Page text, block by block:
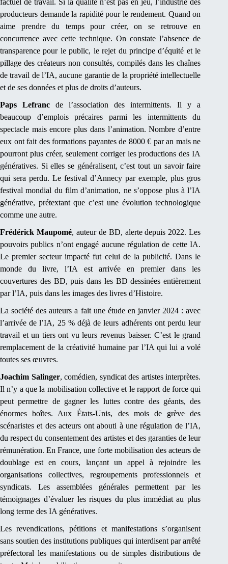
factuel de travail. Si la qualité n’est pas en jeu, l’industrie des
producteurs demande la rapidité pour le rendement. Quand on
aime prendre du temps pour créer, on se retrouve en
concurrence avec cette technique. On constate l’absence de
transparence pour le public, le rejet du principe d’équité et le
pillage des créateurs non consultés, compilés dans les chaînes
de travail de l’IA, aucune garantie de la propriété intellectuelle
et de ses données et plus de droits d’auteurs.
Paps Lefrancde l’association des intermittents. Il y a
beaucoup d’emplois précaires parmi les intermittents du
spectacle mais encore plus dans l’animation. Nombre d’entre
eux ont fait des formations payantes de 8000 € par an mais ne
pourront plus créer, seulement corriger les productions des IA
génératives. Si elles se généralisent, c’est tout un savoir faire
qui sera perdu. Le festival d’Annecy par exemple, plus gros
festival mondial du film d’animation, ne s’oppose plus à l’IA
générative, prétextant que c’est une évolution technologique
comme une autre.
Frédérick Maupomé, auteur de BD, alerte depuis 2022. Les
pouvoirs publics n’ont engagé aucune régulation de cette IA.
Le premier secteur impacté fut celui de la publicité. Dans le
monde du livre, l’IA est arrivée en premier dans les
couvertures des BD, puis dans les BD dessinées entièrement
par l’IA, puis dans les images des livres d’Histoire.
La société des auteurs a fait une étude en janvier 2024 : avec
l’arrivée de l’IA, 25 % déjà de leurs adhérents ont perdu leur
travail et un tiers ont vu leurs revenus baisser. C’est le grand
remplacement de la créativité humaine par l’IA qui lui a volé
toutes ses œuvres.
Joachim Salinger, comédien, syndicat des artistes interprètes.
Il n’y a que la mobilisation collective et le rapport de force qui
peut permettre de gagner les luttes contre des géants, des
énormes boîtes. Aux États-Unis, des mois de grève des
scénaristes et des acteurs ont abouti à une régulation de l’IA,
du respect du consentement des artistes et des garanties de leur
rémunération. En France, une forte mobilisation des acteurs de
doublage est en cours, lançant un appel à rejoindre les
organisations collectives, regroupements professionnels et
syndicats. Les assemblées générales permettent par les
témoignages d’évaluer les risques du plus immédiat au plus
long terme des IA génératives.
Les revendications, pétitions et manifestations s’organisent
sans soutien des institutions publiques qui interdisent par arrêté
préfectoral les manifestations ou de simples distributions de